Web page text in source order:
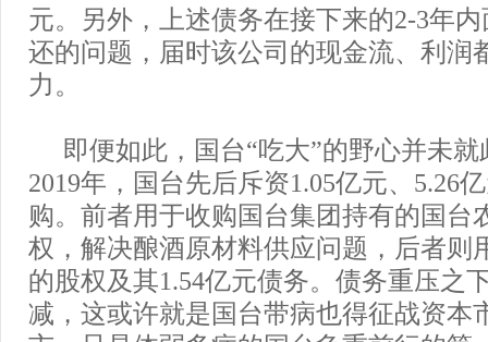
元。另外，上述债务在接下来的2-3年
还的问题，届时该公司的现金流、利润
力。
即便如此，国台“吃大”的野心并未
2019年，国台先后斥资1.05亿元、5.26
购。前者用于收购国台集团持有的国台
权，解决酿酒原材料供应问题，后者则
的股权及其1.54亿元债务。债务重压之
减，这或许就是国台带病也得征战资本